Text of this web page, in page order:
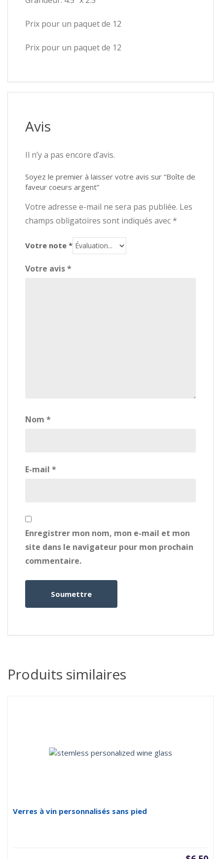
Prix pour un paquet de 12
Prix pour un paquet de 12
Avis
Il n’y a pas encore d’avis.
Soyez le premier à laisser votre avis sur “Boîte de
faveur coeurs argent”
Votre adresse e-mail ne sera pas publiée. Les
champs obligatoires sont indiqués avec*
Votre note *
Votre avis*
Nom *
E-mail *
Enregistrer mon nom, mon e-mail et mon
site dans le navigateur pour mon prochain
commentaire.
Produits similaires
Verres à vin personnalisés sans pied